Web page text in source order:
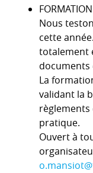
Nous
cette
totalement
documents
La
validant la
pratique.
Ouvert à